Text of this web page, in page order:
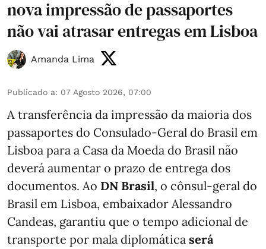
nova impressão de passaportes
não vai atrasar entregas em Lisboa
Amanda Lima
Publicado a: 07 Agosto 2026, 07:00
A transferência da impressão da maioria dos
passaportes do Consulado-Geral do Brasil em
Lisboa para a Casa da Moeda do Brasil não
deverá aumentar o prazo de entrega dos
documentos. Ao DN Brasil, o cônsul-geral do
Brasil em Lisboa, embaixador Alessandro
Candeas, garantiu que o tempo adicional de
transporte por mala diplomática será